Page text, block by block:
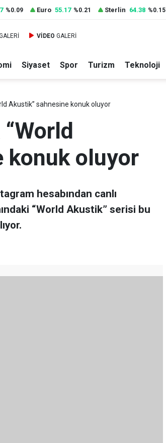
%0.09 Euro 55.17 %0.21 Sterlin 64.38 %0.15
VİDEO GALERİ
Siyaset Spor Turizm Teknoloji
Akustik” sahnesine konuk oluyor
konuk oluyor
hesabından canlı
“World Akustik” serisi bu